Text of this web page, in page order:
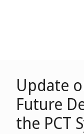
Update
Future
the PCT